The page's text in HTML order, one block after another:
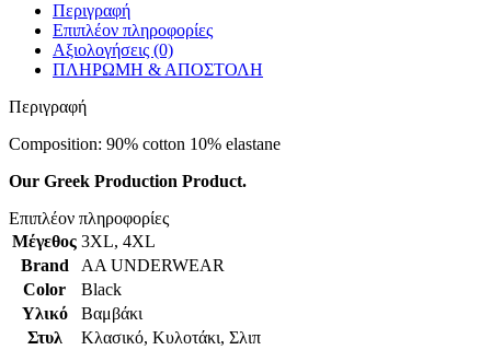
Περιγραφή
Επιπλέον πληροφορίες
Αξιολογήσεις (0)
ΠΛΗΡΩΜΗ & ΑΠΟΣΤΟΛΗ
Περιγραφή
Composition: 90% cotton 10% elastane
Our Greek Production Product.
Επιπλέον πληροφορίες
Μέγεθος 3XL, 4XL
Brand
AA UNDERWEAR
Color
Black
Υλικό
Βαμβάκι
Στυλ
Κλασικό, Κυλοτάκι, Σλιπ